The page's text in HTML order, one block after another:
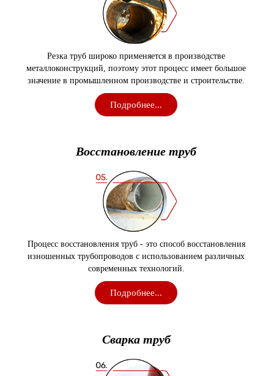
Резка труб широко применяется в производстве
металлоконструкций, поэтому этот процесс имеет большое
значение в промышленном производстве и строительстве.
Подробнее...
Восстановлениетруб
Процесс восстановления труб - это способ восстановления
изношенных трубопроводов с использованием различных
современных технологий.
Подробнее...
Сварка труб